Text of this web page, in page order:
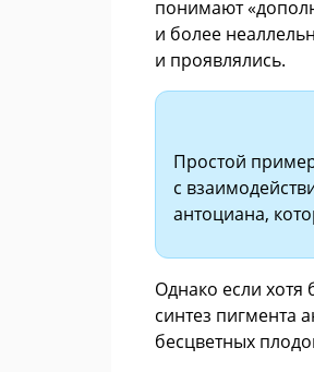
понимают
и более
и проявлялись.
Простой
с
антоциана,
Однако если хотя
синтез пигмента
бесцветных